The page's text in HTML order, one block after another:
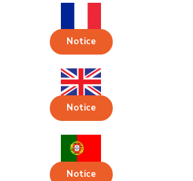
Notice
Notice
Notice